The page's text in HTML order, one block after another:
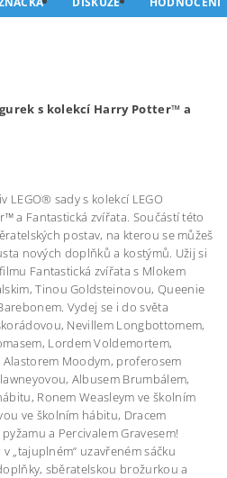
s kolekcí Harry Potter™ a
LEGO® sady s kolekcí LEGO
a Fantastická zvířata. Součástí této
postav, na kterou se můžeš
nových doplňků a kostýmů. Užij si
Fantastická zvířata s Mlokem
Tinou Goldsteinovou, Queenie
Vydej se i do světa
Nevillem Longbottomem,
Lordem Voldemortem,
Moodym, proferosem
Albusem Brumbálem,
Ronem Weasleym ve školním
ve školním hábitu, Dracem
a Percivalem Gravesem!
„tajuplném“ uzavřeném sáčku
sběratelskou brožurkou a